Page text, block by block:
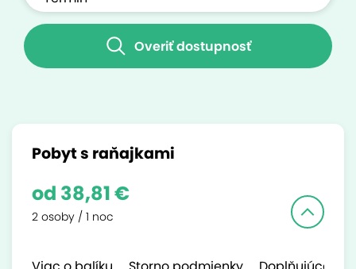
Overiť dostupnosť
Pobyt s raňajkami
od 38,81 €
2 osoby / 1 noc